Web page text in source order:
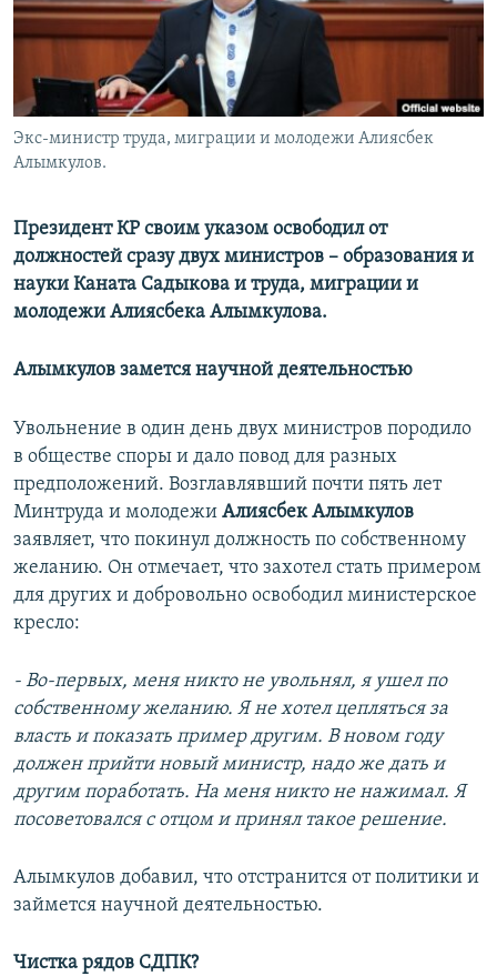
Экс-министр труда, миграции и молодежи Алиясбек
Алымкулов.
Президент КР своим указом освободил от
должностей сразу двух министров – образования и
науки Каната Садыкова и труда, миграции и
молодежи Алиясбека Алымкулова.
Алымкулов замется научной деятельностью
Увольнение в один день двух министров породило
в обществе споры и дало повод для разных
предположений. Возглавлявший почти пять лет
Минтруда и молодежи Алиясбек Алымкулов
заявляет, что покинул должность по собственному
желанию. Он отмечает, что захотел стать примером
для других и добровольно освободил министерское
кресло:
- Во-первых, меня никто не увольнял, я ушел по
собственному желанию. Я не хотел цепляться за
власть и показать пример другим. В новом году
должен прийти новый министр, надо же дать и
другим поработать. На меня никто не нажимал. Я
посоветовался с отцом и принял такое решение.
Алымкулов добавил, что отстранится от политики и
займется научной деятельностью.
Чистка рядов СДПК?